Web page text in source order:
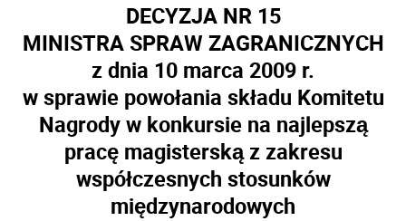
DECYZJA NR 15
MINISTRA SPRAW ZAGRANICZNYCH
z dnia 10 marca 2009 r.
w sprawie powołania składu Komitetu
Nagrody w konkursie na najlepszą
pracę magisterską z zakresu
współczesnych stosunków
międzynarodowych